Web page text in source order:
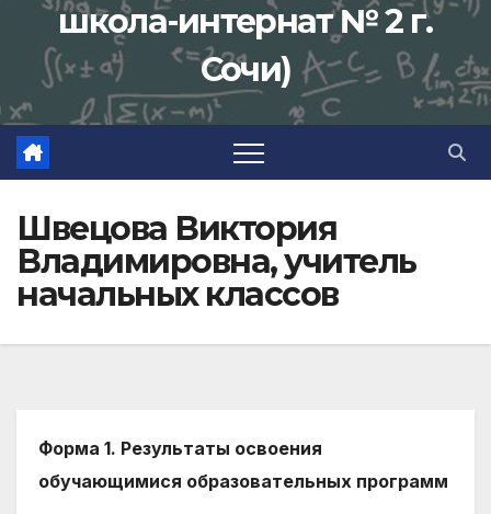
школа-интернат № 2 г.
Сочи)
Швецова Виктория
Владимировна, учитель
начальных классов
Форма 1. Результаты освоения
обучающимися образовательных программ